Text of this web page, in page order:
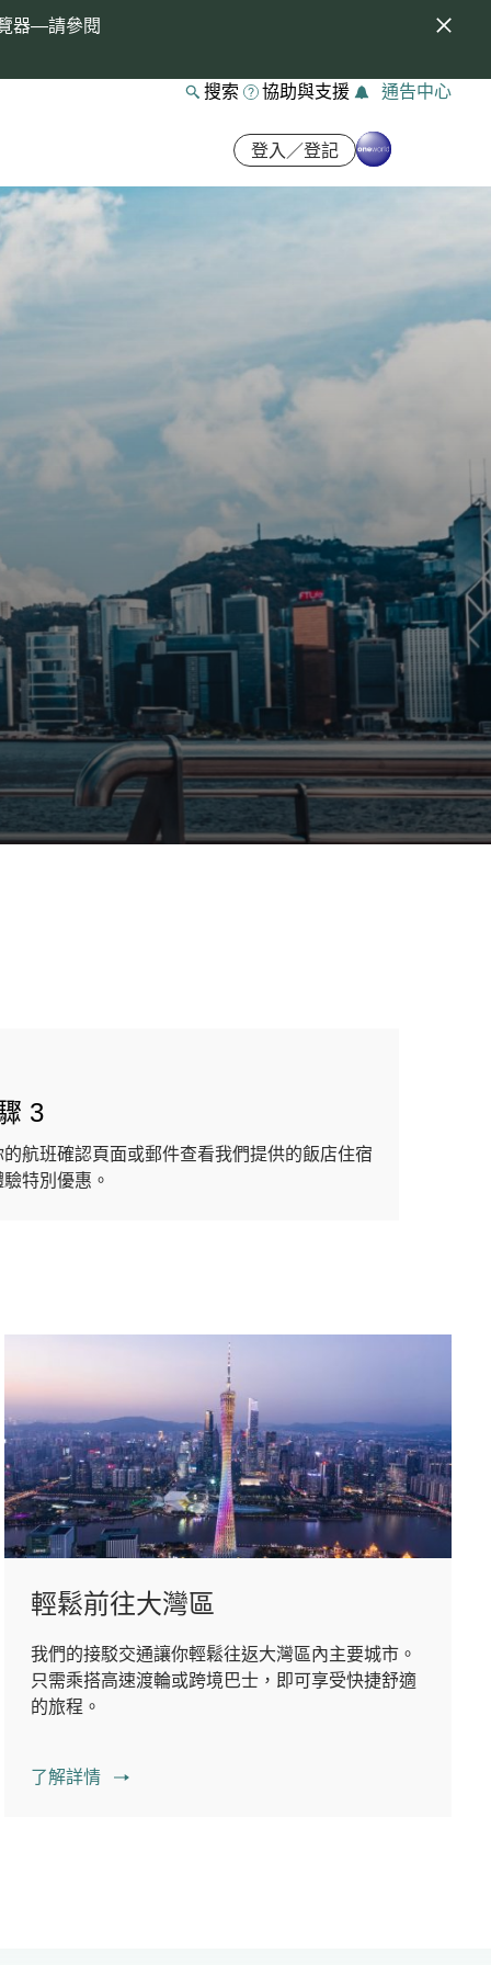
器—請參閱
搜索 協助與支援 通告中心
登入／登記
3
的航班確認頁面或郵件查看我們提供的飯店住宿
特別優惠。
輕鬆前往大灣區
我們的接駁交通讓你輕鬆往返大灣區內主要城市。
只需乘搭高速渡輪或跨境巴士，即可享受快捷舒適
的旅程。
了解詳情